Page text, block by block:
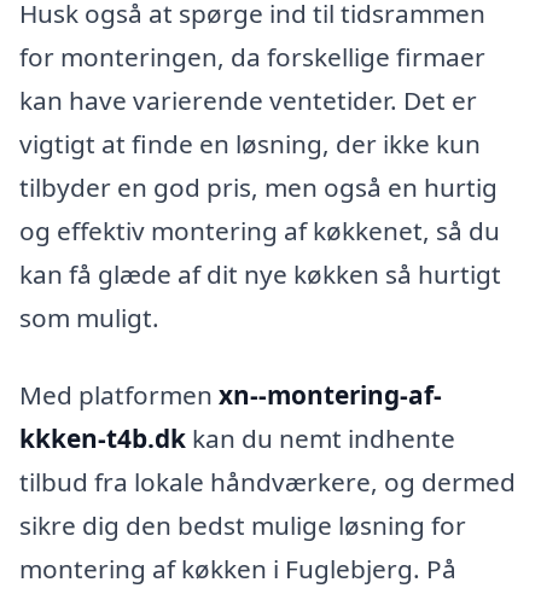
Husk også at spørge ind til tidsrammen
for monteringen, da forskellige firmaer
kan have varierende ventetider. Det er
vigtigt at finde en løsning, der ikke kun
tilbyder en god pris, men også en hurtig
og effektiv montering af køkkenet, så du
kan få glæde af dit nye køkken så hurtigt
som muligt.
Med platformen xn--montering-af-
kkken-t4b.dk kan du nemt indhente
tilbud fra lokale håndværkere, og dermed
sikre dig den bedst mulige løsning for
montering af køkken i Fuglebjerg. På